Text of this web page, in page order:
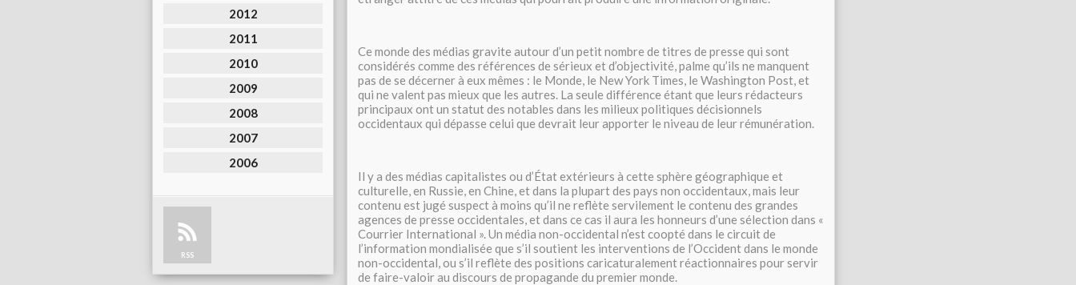
2012
2011
2010
2009
2008
2007
2006
RSS
Ce monde des médias gravite autour d’un petit nombre de titres de presse qui sont
considérés comme des références de sérieux et d’objectivité, palme qu’ils ne manquent
pas de se décerner à eux mêmes : le Monde, le New York Times, le Washington Post, et
qui ne valent pas mieux que les autres. La seule différence étant que leurs rédacteurs
principaux ont un statut des notables dans les milieux politiques décisionnels
occidentaux qui dépasse celui que devrait leur apporter le niveau de leur rémunération.
Il y a des médias capitalistes ou d’État extérieurs à cette sphère géographique et
culturelle, en Russie, en Chine, et dans la plupart des pays non occidentaux, mais leur
contenu est jugé suspect à moins qu’il ne reflète servilement le contenu des grandes
agences de presse occidentales, et dans ce cas il aura les honneurs d’une sélection dans «
Courrier International ». Un média non-occidental n’est coopté dans le circuit de
l’information mondialisée que s’il soutient les interventions de l’Occident dans le monde
non-occidental, ou s’il reflète des positions caricaturalement réactionnaires pour servir
de faire-valoir au discours de propagande du premier monde.